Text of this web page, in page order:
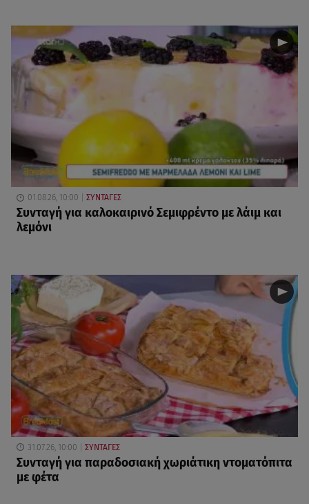
01.08.26, 10:00 ΣΥΝΤΑΓΕΣ
Συνταγή για καλοκαιρινό Σεμιφρέντο με λάιμ και
λεμόνι
31.07.26, 10:00 ΣΥΝΤΑΓΕΣ
Συνταγή για παραδοσιακή χωριάτικη ντοματόπιτα
με φέτα